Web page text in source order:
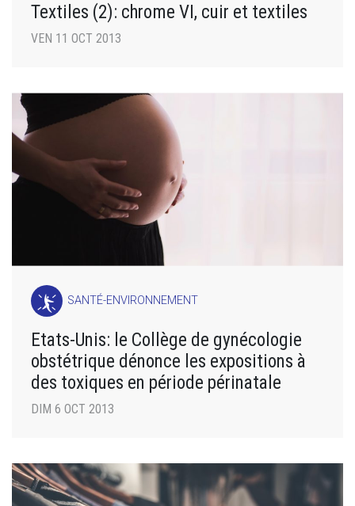
Textiles (2): chrome VI, cuir et textiles
VEN 11 OCT 2013
SANTÉ-ENVIRONNEMENT
Etats-Unis: le Collège de gynécologie
obstétrique dénonce les expositions à
des toxiques en période périnatale
DIM 6 OCT 2013